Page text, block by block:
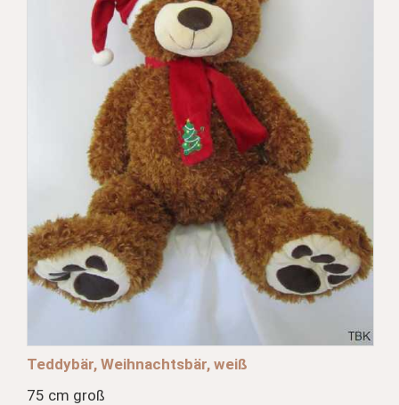
Teddybär, Weihnachtsbär, weiß
75 cm groß